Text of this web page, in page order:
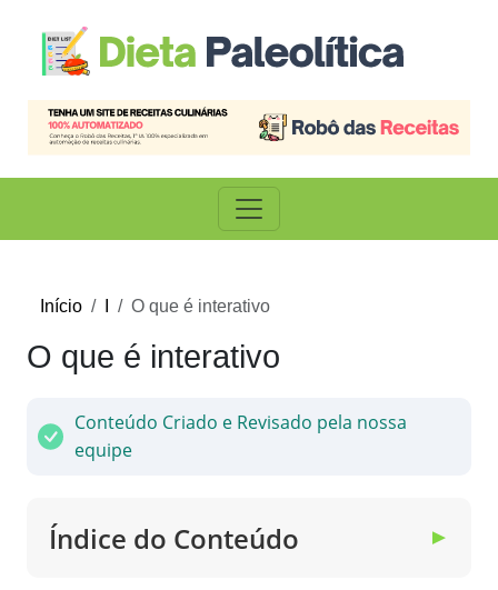
Início O que é interativo
O que é interativo
Conteúdo Criado e Revisado pela nossa
equipe
Índice do Conteúdo ▼